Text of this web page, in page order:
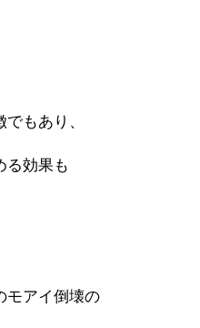
もあり、
る効果も
モアイ倒壊の